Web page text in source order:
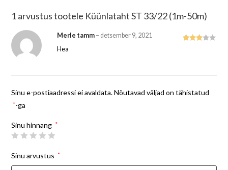
1 arvustus tootele Küünlataht ST 33/22 (1m-50m)
Merle tamm – detsember 9, 2021
Hea
Sinu e-postiaadressi ei avaldata. Nõutavad väljad on tähistatud
*-ga
Sinu hinnang *
Sinu arvustus *